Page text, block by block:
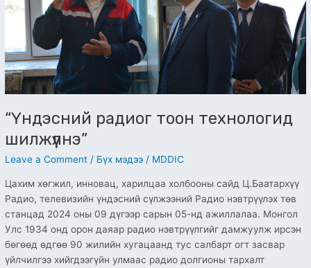
“Үндэсний радиог тоон технологид
шилжүүлнэ”
Leave a Comment / Бүх мэдээ / MDDIC
Цахим хөгжил, инновац, харилцаа холбооны сайд Ц.Баатархүү
Радио, телевизийн үндэсний сүлжээний Радио нэвтрүүлэх төв
станцад 2024 оны 09 дүгээр сарын 05-нд ажиллалаа. Монгол
Улс 1934 онд орон даяар радио нэвтрүүлгийг дамжуулж ирсэн
бөгөөд өдгөө 90 жилийн хугацаанд тус салбарт огт засвар
үйлчилгээ хийгдээгүйн улмаас радио долгионы тархалт